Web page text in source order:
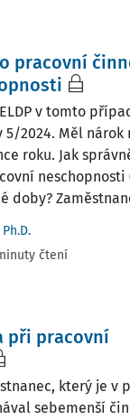
o pracovní
v tomto
5/2024. Měl nárok
roku. Jak
neschopnosti
doby?
čtení
při pracovní
který je v
sebemenší